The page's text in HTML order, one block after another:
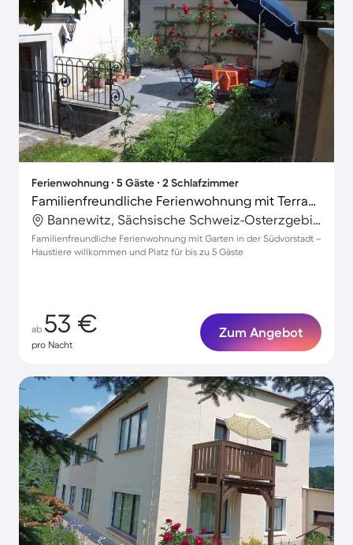
Ferienwohnung ∙ 5 Gäste ∙ 2 Schlafzimmer
Familienfreundliche Ferienwohnung mit Terrasse und Garten | Ideal für Homeoffice | Haustierfreundlich
Bannewitz, Sächsische Schweiz-Osterzgebirge, Deutschland
Familienfreundliche Ferienwohnung mit Garten in der Südvorstadt –
Haustiere willkommen und Platz für bis zu 5 Gäste
ab 53 €
pro Nacht
Zum Angebot